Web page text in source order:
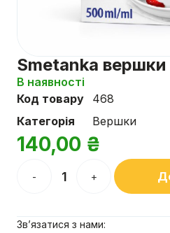
Smetanka
В наявності
Код товару
468
Категорія
Вершки
140,00 ₴
- +
Зв’язатися з нами: